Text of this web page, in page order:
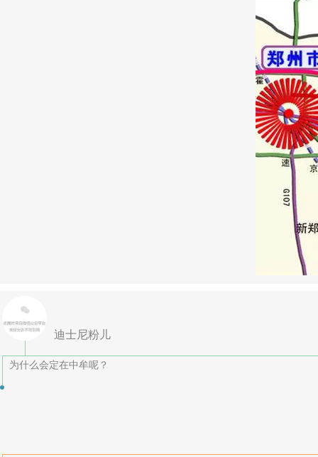
迪士尼粉儿
为什么会定在中牟呢？